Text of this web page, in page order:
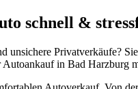
schnell &
unsichere Privatverkäufe?
in Bad Harzburg